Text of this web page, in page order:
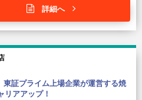
詳細へ
東証プライム上場企業が運営する焼
リアアップ！